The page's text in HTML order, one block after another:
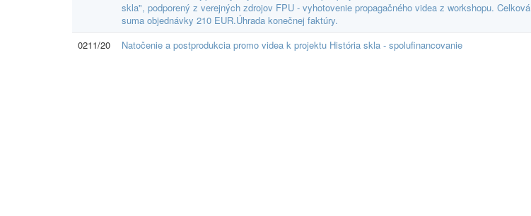
skla", podporený z verejných zdrojov FPU - vyhotovenie propagačného videa z workshopu. Celková
suma objednávky 210 EUR.Úhrada konečnej faktúry.
0211/20 Natočenie a postprodukcia promo videa k projektu História skla - spolufinancovanie